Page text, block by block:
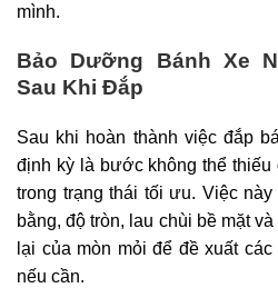
mình.
Bảo Dưỡng Bánh Xe
Sau Khi Đắp
Sau khi hoàn thành việc đắp
định kỳ là bước không thể thiếu
trong trạng thái tối ưu. Việc
bằng, độ tròn, lau chùi bề mặt
lại của mòn mỏi để đề xuất
nếu cần.